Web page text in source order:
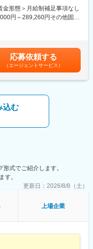
務可能
ストハウス「モノリス」シ
ト感のある雰囲気が特徴の
物を生かした施設など、立
を行っています。
事業は縮小しておらず、新
ます。
業など、顧客情報を基にし
囲気、お客様の趣味趣向、
約2週間前）、ドレスの納品
クを重ね、結婚式会場に衣
た世界トップクラスのデザイ
プロとしてお客様にラグジ
るため、海外の雑誌から世
務可能
形態＞月給制補足事項なし
円～289,260円その他固定
験・年齢により給与は変動す
（3月）■賞与：年2回（2、
あくまでも目安の金額であ
ります。月給(月額)は固定手
応募依頼する
（エージェントサービス）
込む
式でご紹介します。
す。
更新日： 2026/8/8（土）
上場企業